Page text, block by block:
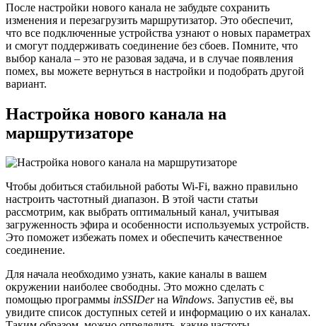
После настройки нового канала не забудьте сохранить
изменения и перезагрузить маршрутизатор. Это обеспечит,
что все подключенные устройства узнают о новых параметрах
и смогут поддерживать соединение без сбоев. Помните, что
выбор канала – это не разовая задача, и в случае появления
помех, вы можете вернуться в настройки и подобрать другой
вариант.
Настройка нового канала на
маршрутизаторе
Чтобы добиться стабильной работы Wi-Fi, важно правильно
настроить частотный диапазон. В этой части статьи
рассмотрим, как выбрать оптимальный канал, учитывая
загруженность эфира и особенности используемых устройств.
Это поможет избежать помех и обеспечить качественное
соединение.
Для начала необходимо узнать, какие каналы в вашем
окружении наиболее свободны. Это можно сделать с
помощью программы inSSIDerна Windows. Запустив её, вы
увидите список доступных сетей и информацию о их каналах.